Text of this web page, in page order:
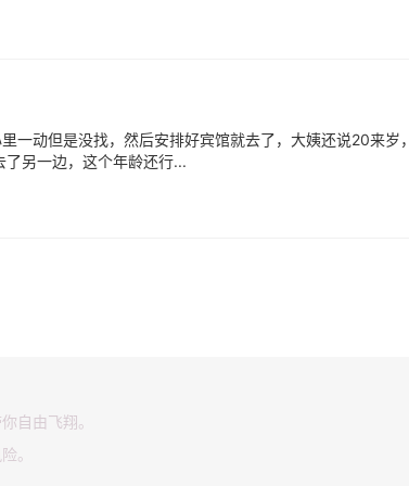
一动但是没找，然后安排好宾馆就去了，大姨还说20来岁
另一边，这个年龄还行...
自由飞翔。
。